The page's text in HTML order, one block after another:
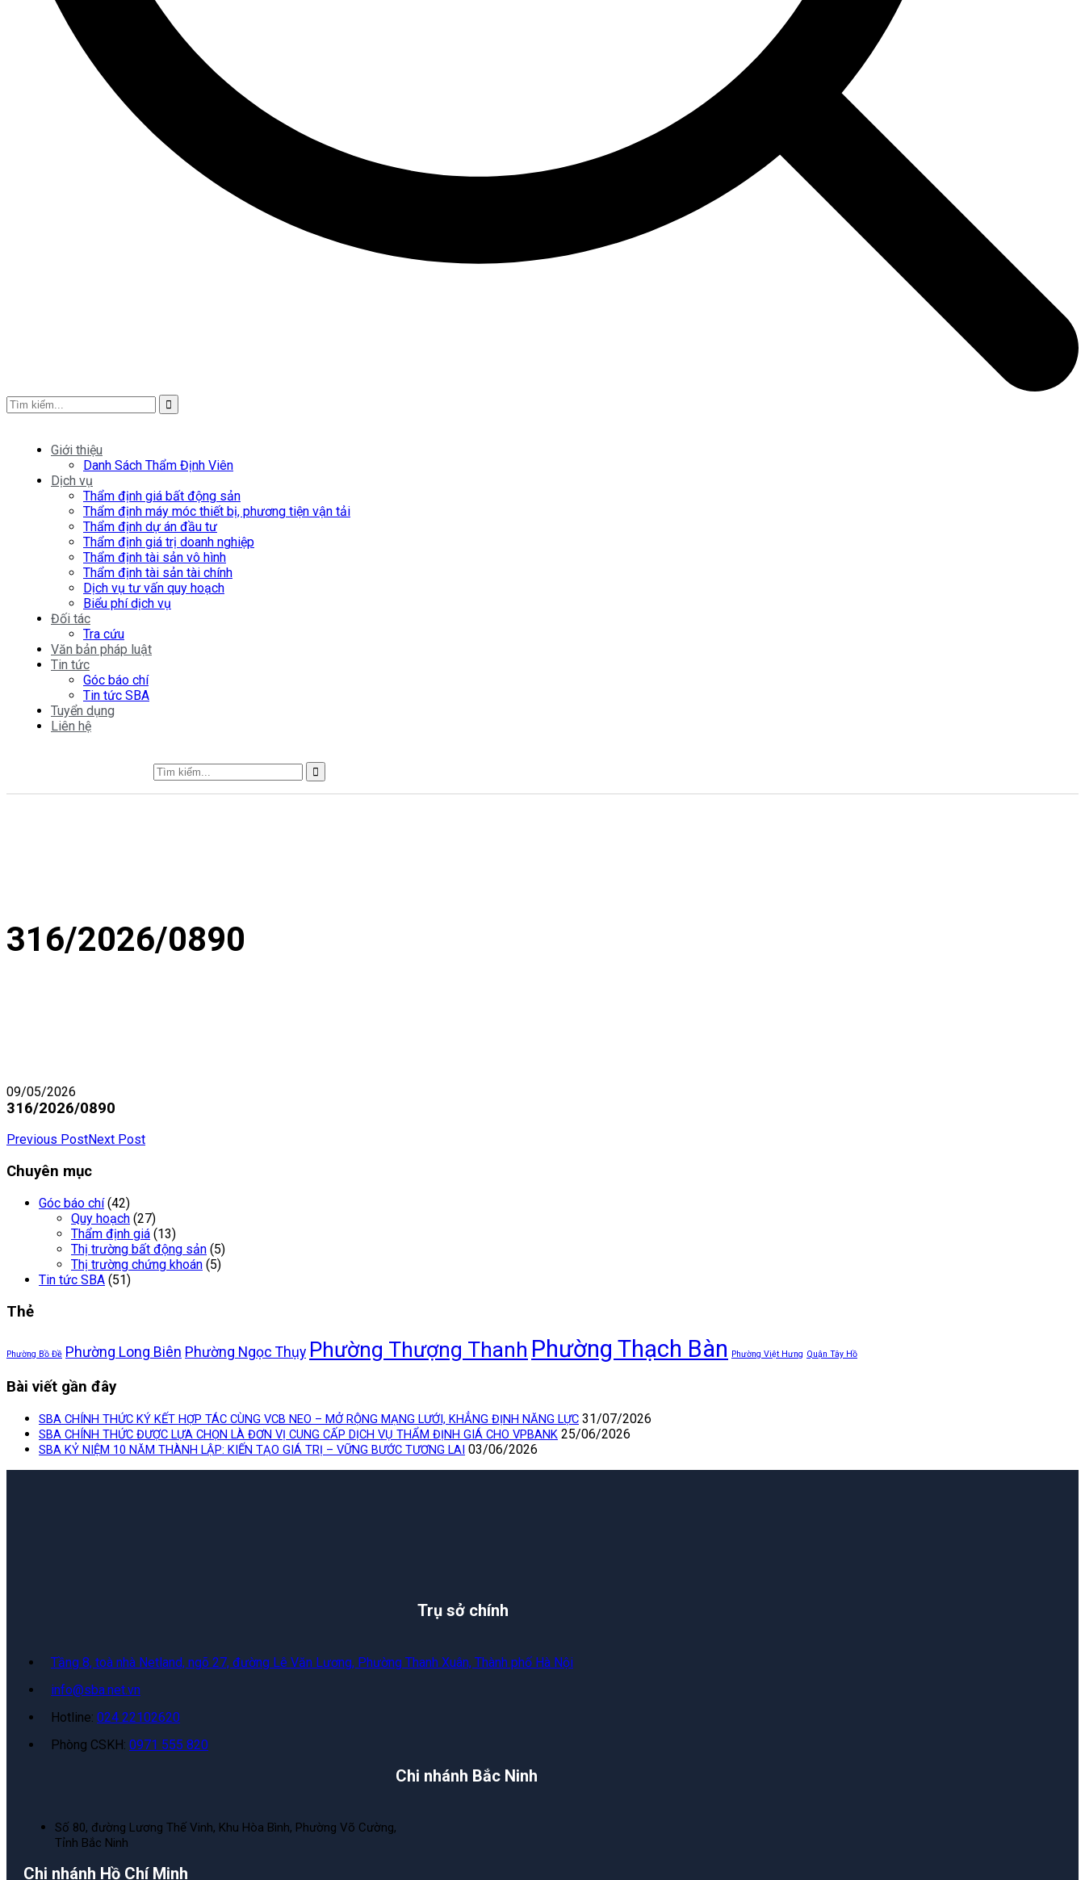
Giới thiệu
Danh Sách Thẩm Định Viên
Dịch vụ
Thẩm định giá bất động sản
Thẩm định máy móc thiết bị, phương tiện vận tải
Thẩm định dự án đầu tư
Thẩm định giá trị doanh nghiệp
Thẩm định tài sản vô hình
Thẩm định tài sản tài chính
Dịch vụ tư vấn quy hoạch
Biểu phí dịch vụ
Đối tác
Tra cứu
Văn bản pháp luật
Tin tức
Góc báo chí
Tin tức SBA
Tuyển dụng
Liên hệ
316/2026/0890
09/05/2026
316/2026/0890
Previous PostNext Post
Chuyên mục
Góc báo chí (42)
Quy hoạch (27)
Thẩm định giá (13)
Thị trường bất động sản (5)
Thị trường chứng khoán (5)
Tin tức SBA (51)
Thẻ
Phường Bồ Đề Phường Long Biên Phường Ngọc Thụy Phường Thượng Thanh Phường Thạch Bàn Phường Việt Hưng Quận Tây Hồ
Bài viết gần đây
SBA CHÍNH THỨC KÝ KẾT HỢP TÁC CÙNG VCB NEO – MỞ RỘNG MẠNG LƯỚI, KHẲNG ĐỊNH NĂNG LỰC 31/07/2026
SBA CHÍNH THỨC ĐƯỢC LỰA CHỌN LÀ ĐƠN VỊ CUNG CẤP DỊCH VỤ THẨM ĐỊNH GIÁ CHO VPBANK 25/06/2026
SBA KỶ NIỆM 10 NĂM THÀNH LẬP: KIẾN TẠO GIÁ TRỊ – VỮNG BƯỚC TƯƠNG LAI 03/06/2026
Trụ sở chính
Tầng 8, toà nhà Netland, ngõ 27, đường Lê Văn Lương, Phường Thanh Xuân, Thành phố Hà Nội
info@sba.net.vn
Hotline: 024 22102620
Phòng CSKH: 0971 555 820
Chi nhánh Bắc Ninh
Số 80, đường Lương Thế Vinh, Khu Hòa Bình, Phường Võ Cường,
Tỉnh Bắc Ninh
Chi nhánh Hồ Chí Minh